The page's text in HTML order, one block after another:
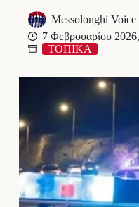
Messolonghi Voice
7 Φεβρουαρίου
ΤΟΠΙΚΑ